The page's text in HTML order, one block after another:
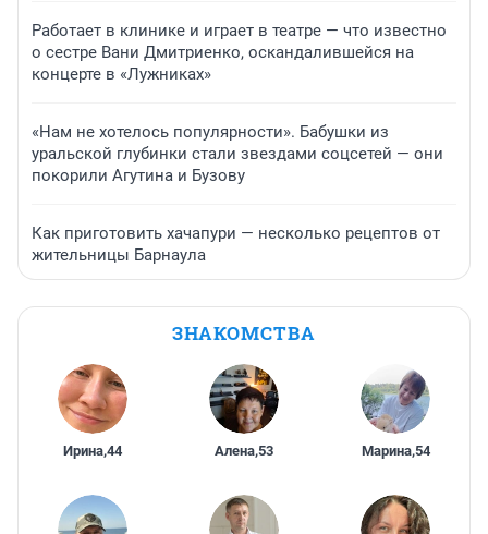
Работает в клинике и играет в театре — что известно
о сестре Вани Дмитриенко, оскандалившейся на
концерте в «Лужниках»
«Нам не хотелось популярности». Бабушки из
уральской глубинки стали звездами соцсетей — они
покорили Агутина и Бузову
Как приготовить хачапури — несколько рецептов от
жительницы Барнаула
ЗНАКОМСТВА
Ирина,44 Алена,53 Марина,54